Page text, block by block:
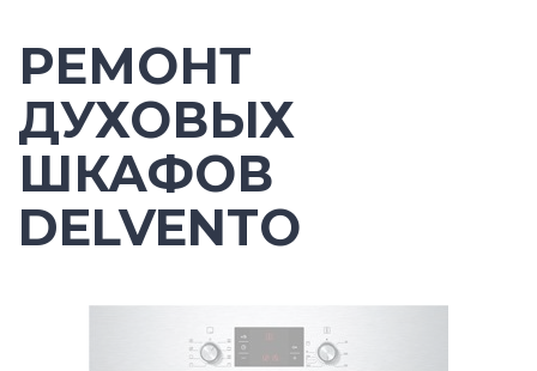
РЕМОНТ
ДУХОВЫХ
ШКАФОВ
DELVENTO